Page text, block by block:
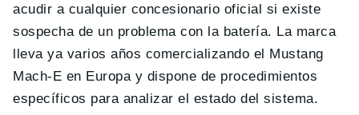
acudir a cualquier concesionario oficial si existe
sospecha de un problema con la batería. La marca
lleva ya varios años comercializando el Mustang
Mach-E en Europa y dispone de procedimientos
específicos para analizar el estado del sistema.